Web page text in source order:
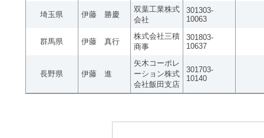
埼玉県 伊藤 勝慶
双葉工業株式
会社
301303-
10063
群馬県 伊藤 真行
株式会社三積
商事
301803-
10637
長野県 伊藤 進
矢木コーポレ
ーション株式
会社飯田支店
301703-
10140